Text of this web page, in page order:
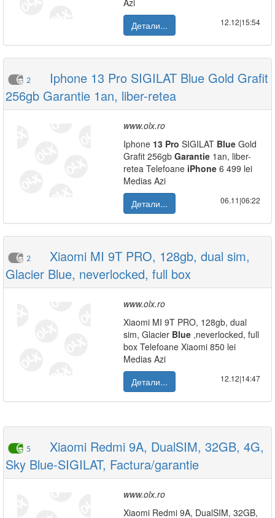
Azi
Детали...
12.12|15:54
2
Iphone 13 Pro SIGILAT Blue Gold Grafit
256gb Garantie 1an, liber-retea
www.olx.ro
Iphone 13 Pro SIGILAT Blue Gold
Grafit 256gb Garantie 1an, liber-
retea Telefoane iPhone 6 499 lei
Medias Azi
Детали...
06.11|06:22
2
Xiaomi MI 9T PRO, 128gb, dual sim,
Glacier Blue, neverlocked, full box
www.olx.ro
Xiaomi MI 9T PRO, 128gb, dual
sim, Glacier Blue ,neverlocked, full
box Telefoane Xiaomi 850 lei
Medias Azi
Детали...
12.12|14:47
5
Xiaomi Redmi 9A, DualSIM, 32GB, 4G,
Sky Blue-SIGILAT, Factura/garantie
www.olx.ro
Xiaomi Redmi 9A, DualSIM, 32GB,